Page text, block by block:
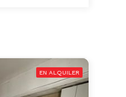
EN ALQUILER